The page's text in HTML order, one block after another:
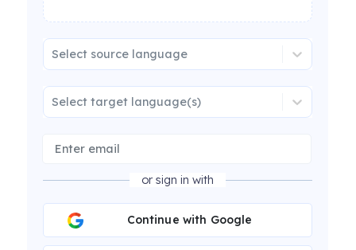
Select source language
Select target language(s)
or sign in with
Continue with Google